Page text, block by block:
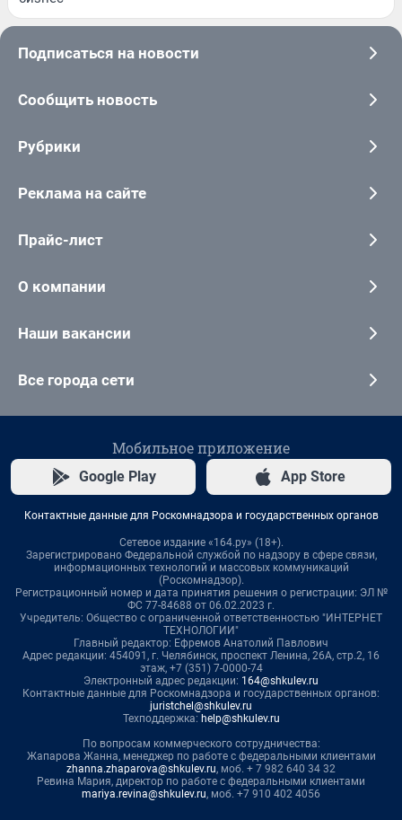
Подписаться на новости
Сообщить новость
Рубрики
Реклама на сайте
Прайс-лист
О компании
Наши вакансии
Все города сети
Мобильное приложение
Google Play App Store
Контактные данные для Роскомнадзора и государственных органов
Сетевое издание «164.ру» (18+).
Зарегистрировано Федеральной службой по надзору в сфере связи,
информационных технологий и массовых коммуникаций
(Роскомнадзор).
Регистрационный номер и дата принятия решения о регистрации: ЭЛ №
ФС 77-84688 от 06.02.2023 г.
Учредитель: Общество с ограниченной ответственностью "ИНТЕРНЕТ
ТЕХНОЛОГИИ"
Главный редактор: Ефремов Анатолий Павлович
Адрес редакции: 454091, г. Челябинск, проспект Ленина, 26А, стр.2, 16
этаж, +7 (351) 7-0000-74
Электронный адрес редакции: 164@shkulev.ru
Контактные данные для Роскомнадзора и государственных органов:
juristchel@shkulev.ru
Техподдержка: help@shkulev.ru
По вопросам коммерческого сотрудничества:
Жапарова Жанна, менеджер по работе с федеральными клиентами
zhanna.zhaparova@shkulev.ru, моб. + 7 982 640 34 32
Ревина Мария, директор по работе с федеральными клиентами
mariya.revina@shkulev.ru, моб. +7 910 402 4056